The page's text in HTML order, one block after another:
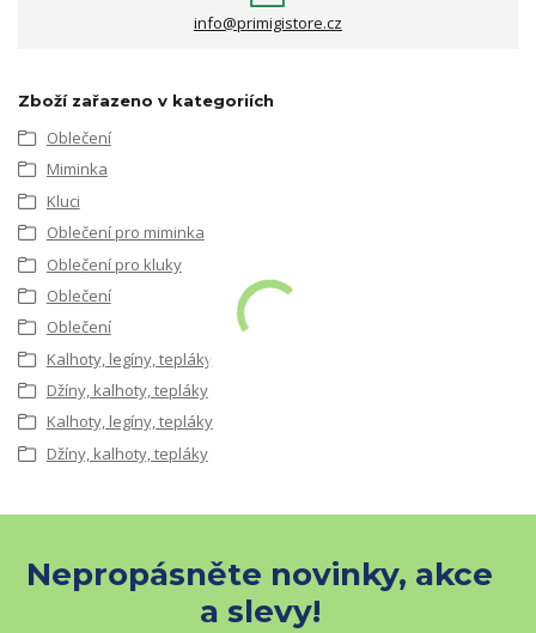
info@primigistore.cz
Zboží zařazeno v kategoriích
Oblečení
Miminka
Kluci
Oblečení pro miminka
Oblečení pro kluky
Oblečení
Oblečení
Kalhoty, legíny, tepláky
Džíny, kalhoty, tepláky
Kalhoty, legíny, tepláky
Džíny, kalhoty, tepláky
Nepropásněte novinky, akce
a slevy!